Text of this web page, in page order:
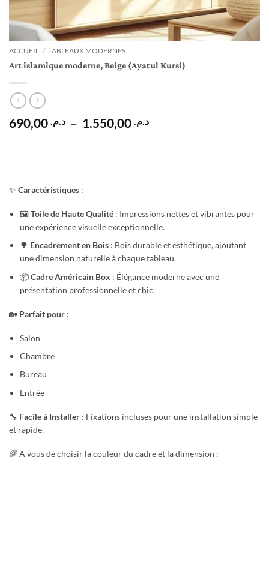
ACCUEIL / TABLEAUX MODERNES
Art islamique moderne, Beige (Ayatul Kursi)
د.م. – د.م.Plage
✨ Caractéristiques :
🖼️Toile de Haute Qualité : Impressions nettes et vibrantes pour
une expérience visuelle exceptionnelle.
🌳 Encadrement en Bois : Bois durable et esthétique, ajoutant
une dimension naturelle à chaque tableau.
📦Cadre Américain Box : Élégance moderne avec une
présentation professionnelle et chic.
🏡 Parfait pour :
Salon
Chambre
Bureau
Entrée
🔧 Facile à Installer : Fixations incluses pour une installation simple
et rapide.
🌈 A vous de choisir la couleur du cadre et la dimension :